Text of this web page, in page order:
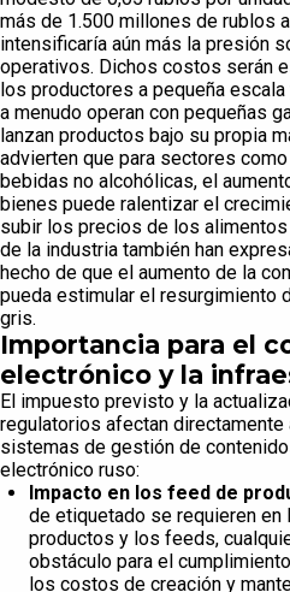
más de 1.500 millones de rublos
intensificaría aún más la presión
operativos. Dichos costos serán
los productores a pequeña
a menudo operan con pequeñas
lanzan productos bajo su propia
advierten que para sectores
bebidas no alcohólicas, el
bienes puede ralentizar el
subir los precios de los
de la industria también han
hecho de que el aumento de la
pueda estimular el resurgimiento
gris.
Importancia para el
electrónico y la
El impuesto previsto y la
regulatorios afectan
sistemas de gestión de
electrónico ruso:
Impacto en los feed de
de etiquetado se requieren
productos y los feeds,
obstáculo para el
los costos de creación y